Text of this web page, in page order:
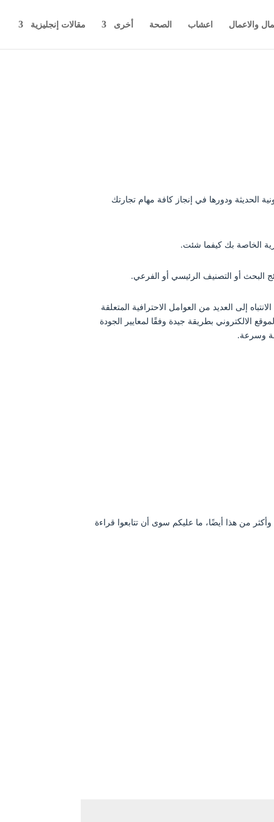
والاعمال اعشاب الصحة أخرى مقالات إنجليزية
الحديثة ودورها في إنجاز كافة مهام تجارتك
الخاصة بك كيفما شئت.
البحث أو التصنيف الرئيسي أو الفرعي.
إلى العديد من العوامل الاحترافية المتعلقة
الالكتروني بطريقة جيدة وفقًا لمعايير الجودة
وسرعة.
وأكثر من هذا أيضًا، ما عليكم سوى أن تتابعوا قراءة